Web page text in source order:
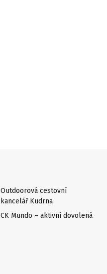
Outdoorová cestovní
kancelář Kudrna
CK Mundo – aktivní dovolená